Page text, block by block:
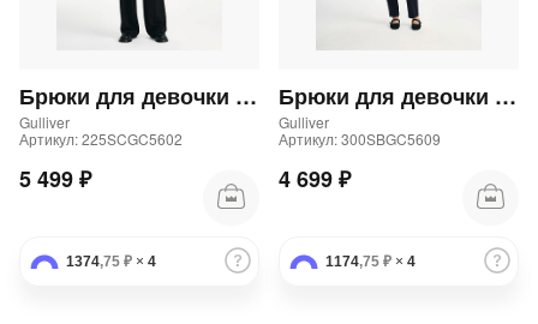
Брюки для девочки палаццо черные
Gulliver
Артикул: 225SCGC5602
5 499 ₽
1374,75 ₽ × 4
Брюки для девочки трикотажные прямого кроя синие
Gulliver
Артикул: 300SBGC5609
4 699 ₽
1174,75 ₽ × 4